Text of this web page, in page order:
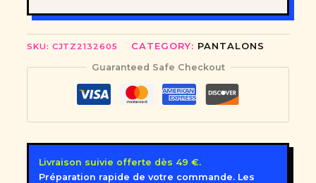
Pantalon
Large
Élégant
quantity
SKU: CJTZ2132605 CATEGORY: PANTALONS
Guaranteed Safe Checkout
Livraison suivie offerte dès 49 €.
Préparation rapide de votre commande. Les